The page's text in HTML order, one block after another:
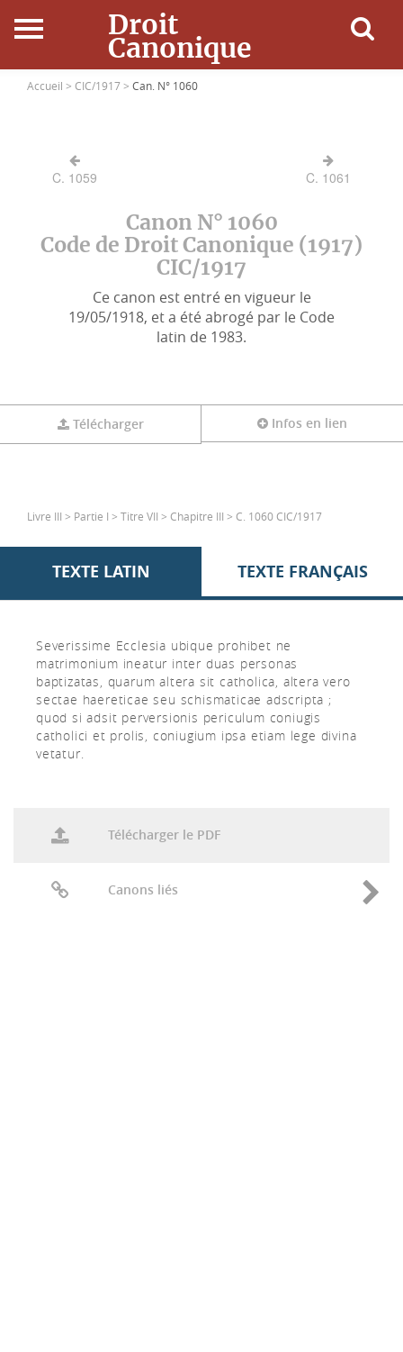
Droit
Canonique
Accueil
Ressources
Accueil > CIC/1917 > Can. N° 1060
C. 1059 C. 1061
Canon N° 1060
Code de Droit Canonique (1917)
CIC/1917
Ce canon est entré en vigueur le
19/05/1918, et a été abrogé par le Code
latin de 1983.
Télécharger Infos en lien
Livre III > Partie I > Titre VII > Chapitre III > C. 1060 CIC/1917
TEXTE LATIN TEXTE FRANÇAIS
Severissime Ecclesia ubique prohibet ne
matrimonium ineatur inter duas personas
baptizatas, quarum altera sit catholica, altera vero
sectae haereticae seu schismaticae adscripta ;
quod si adsit perversionis periculum coniugis
catholici et prolis, coniugium ipsa etiam lege divina
vetatur.
Télécharger le PDF
Canons liés